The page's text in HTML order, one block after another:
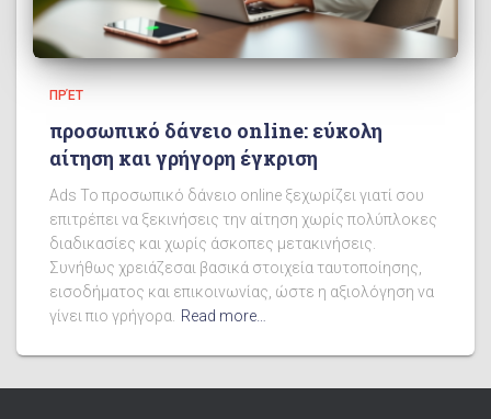
ΠΡΈΤ
προσωπικό δάνειο online: εύκολη
αίτηση και γρήγορη έγκριση
Ads Το προσωπικό δάνειο online ξεχωρίζει γιατί σου
επιτρέπει να ξεκινήσεις την αίτηση χωρίς πολύπλοκες
διαδικασίες και χωρίς άσκοπες μετακινήσεις.
Συνήθως χρειάζεσαι βασικά στοιχεία ταυτοποίησης,
εισοδήματος και επικοινωνίας, ώστε η αξιολόγηση να
γίνει πιο γρήγορα.
Read more…